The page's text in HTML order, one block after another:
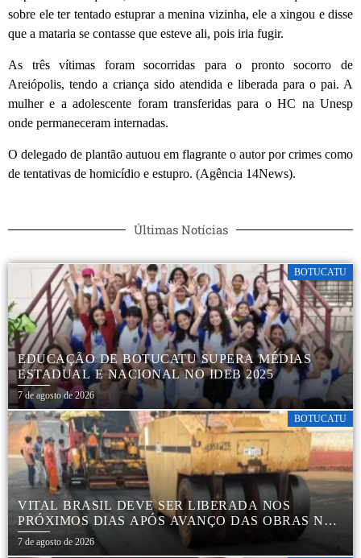
sobre ele ter tentado estuprar a menina vizinha, ele a xingou e disse
que a mataria se contasse que esteve ali, pois iria fugir.
As três vítimas foram socorridas para o pronto socorro de
Areiópolis, tendo a criança sido atendida e liberada para o pai. A
mulher e a adolescente foram transferidas para o HC na Unesp
onde permaneceram internadas.
O delegado de plantão autuou em flagrante o autor por crimes como
de tentativas de homicídio e estupro. (Agência 14News).
Últimas Notícias
BOTUCATU
EDUCAÇÃO DE BOTUCATU SUPERA MÉDIAS
ESTADUAL E NACIONAL NO IDEB 2025
7 de agosto de 2026
BOTUCATU
VITAL BRASIL DEVE SER LIBERADA NOS
PRÓXIMOS DIAS APÓS AVANÇO DAS OBRAS NA
REGIÃO DA RODOVIÁRIA
7 de agosto de 2026